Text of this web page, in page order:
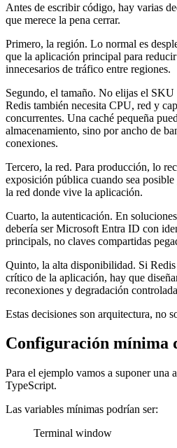
Antes de escribir código, hay varias
que merece la pena cerrar.
Primero, la región. Lo normal es
que la aplicación principal para
innecesarios de tráfico entre regiones.
Segundo, el tamaño. No elijas el
Redis también necesita CPU, red y
concurrentes. Una caché pequeña
almacenamiento, sino por ancho de
conexiones.
Tercero, la red. Para producción, lo
exposición pública cuando sea
la red donde vive la aplicación.
Cuarto, la autenticación. En
debería ser Microsoft Entra ID con
principals, no claves compartidas
Quinto, la alta disponibilidad. Si
crítico de la aplicación, hay que
reconexiones y degradación
Estas decisiones son arquitectura, no
Configuración mínima
Para el ejemplo vamos a suponer una
TypeScript.
Las variables mínimas podrían ser:
Terminal window